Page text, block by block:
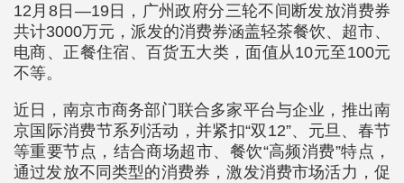
12月8日—19日，广州政府分三轮不间断发放消费券
共计3000万元，派发的消费券涵盖轻茶餐饮、超市、
电商、正餐住宿、百货五大类，面值从10元至100元
不等。
近日，南京市商务部门联合多家平台与企业，推出南
京国际消费节系列活动，并紧扣“双12”、元旦、春节
等重要节点，结合商场超市、餐饮“高频消费”特点，
通过发放不同类型的消费券，激发消费市场活力，促